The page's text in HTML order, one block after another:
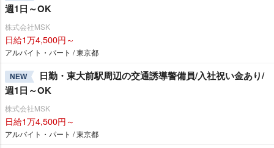
週1日～OK
株式会社MSK
日給1万4,500円～
アルバイト・パート / 東京都
NEW
日勤・東大前駅周辺の交通誘導警備員/入社祝い金あり/
週1日～OK
株式会社MSK
日給1万4,500円～
アルバイト・パート / 東京都